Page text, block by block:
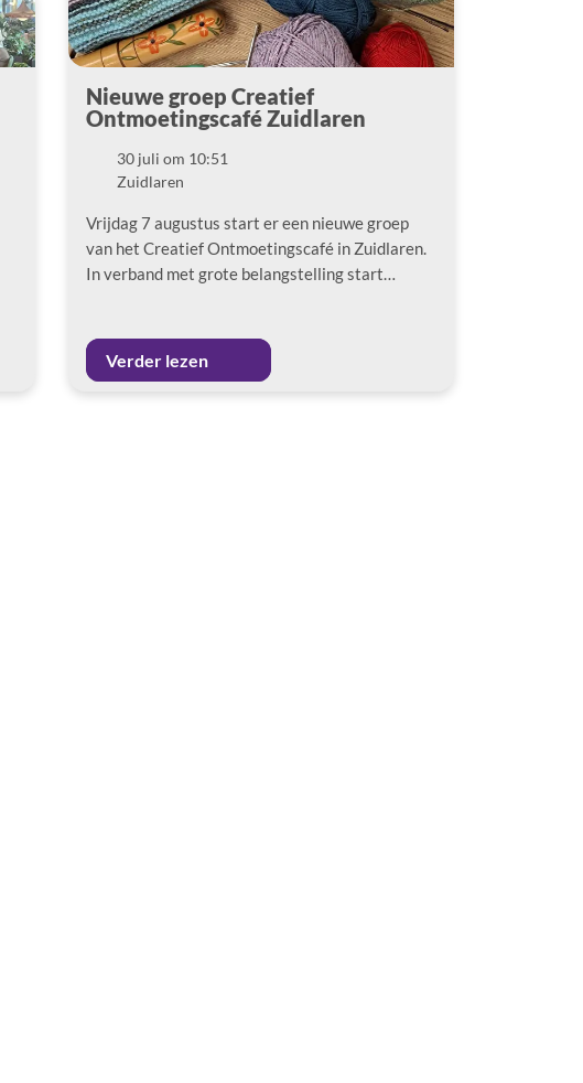
Nieuwe groep Creatief
Ontmoetingscafé Zuidlaren
Datum
30 juli om 10:51
Locatie
Zuidlaren
Vrijdag 7 augustus start er een nieuwe groep
van het Creatief Ontmoetingscafé in Zuidlaren.
In verband met grote belangstelling start…
Verder lezen